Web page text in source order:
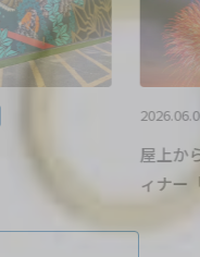
2026.06.01
屋上から
ィナー「...